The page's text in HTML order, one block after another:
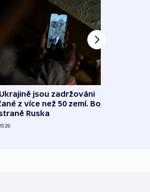
jsou zadržováni
z více než 50 zemí. Bojovali
Ruska